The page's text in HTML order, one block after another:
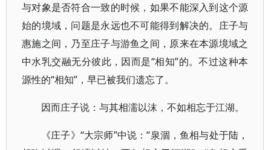
与对象是否符合一致的时候，如果不能深入到这个源
始的境域，问题是永远也不可能得到解决的。庄子与
惠施之间，乃至庄子与游鱼之间，原来在本源境域之
中水乳交融无分彼此，因而是“相知”的。不过这种本
源性的“相知”，早已被我们遗忘了。
因而庄子说：与其相濡以沫，不如相忘于江湖。
《庄子》“大宗师”中说：“泉涸，鱼相与处于陆，